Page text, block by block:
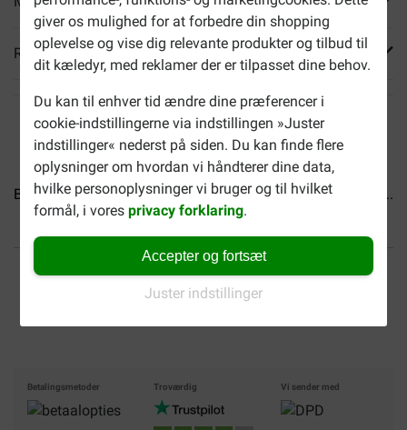
giver os mulighed for at forbedre din shopping
oplevelse og vise dig relevante produkter og tilbud til
dit kæledyr, med reklamer der er tilpasset dine behov.
Du kan til enhver tid ændre dine præferencer i
cookie-indstillingerne via indstillingen »Juster
indstillinger« nederst på siden. Du kan finde flere
oplysninger om hvordan vi håndterer dine data,
hvilke personoplysninger vi bruger og til hvilket
formål, i voresprivacy forklaring.
Accepter og fortsæt
Juster indstillinger
Reviews
Brekz Snacks - Lammefod... Brekz Snacks - Lammetarm...
Op til 40% billigere Fri levering fra 599 DKK
Betalingsmetoder Troværdig Vi sender med